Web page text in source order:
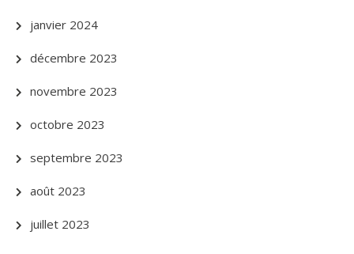
janvier 2024
décembre 2023
novembre 2023
octobre 2023
septembre 2023
août 2023
juillet 2023